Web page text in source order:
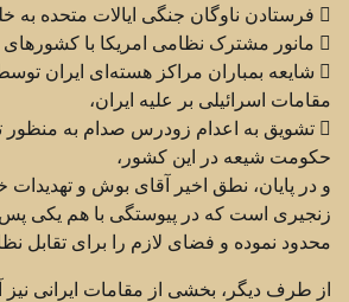
 فرستادن ناوگان جنگی ایالات متحده به خلیج فارس،
 مانور مشترک نظامی امریکا با کشورهای حوزه خلیج فارس،
 شایعه بمباران مراکز هسته‌ای ایران توسط اسرائیل و شدت گرفتن لحن گفتگوی
مقامات اسرائیلی بر علیه ایران،
 تشویق به اعدام زودرس صدام به منظور تحریک جامعه سنی عراقی بر علیه
حکومت شیعه در این کشور،
و در پایان، نطق اخیر آقای بوش و
زنجیری است که در پیوستگی با هم یکی پس
محدود نموده و فضای لازم را برای تقابل
از طرف دیگر، بخشی از مقامات ایرانی نیز